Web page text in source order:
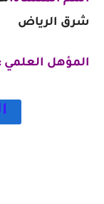
شرق الرياض
المؤهل العلمي